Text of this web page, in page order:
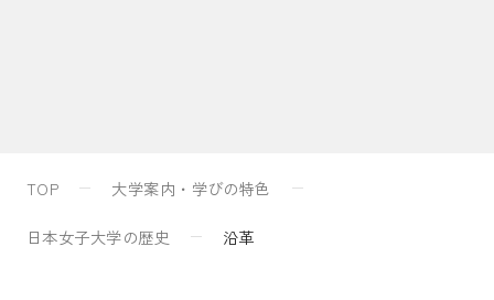
TOP 大学案内・学びの特色
日本女子大学の歴史 沿革